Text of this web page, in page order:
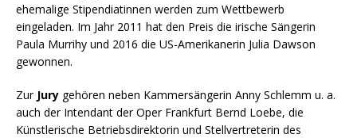
ehemalige Stipendiatinnen werden zum Wettbewerb
eingeladen. Im Jahr 2011 hat den Preis die irische Sängerin
Paula Murrihy und 2016 die US-Amerikanerin Julia Dawson
gewonnen.
Zur Jury gehören neben Kammersängerin Anny Schlemm u. a.
auch der Intendant der Oper Frankfurt Bernd Loebe, die
Künstlerische Betriebsdirektorin und Stellvertreterin des